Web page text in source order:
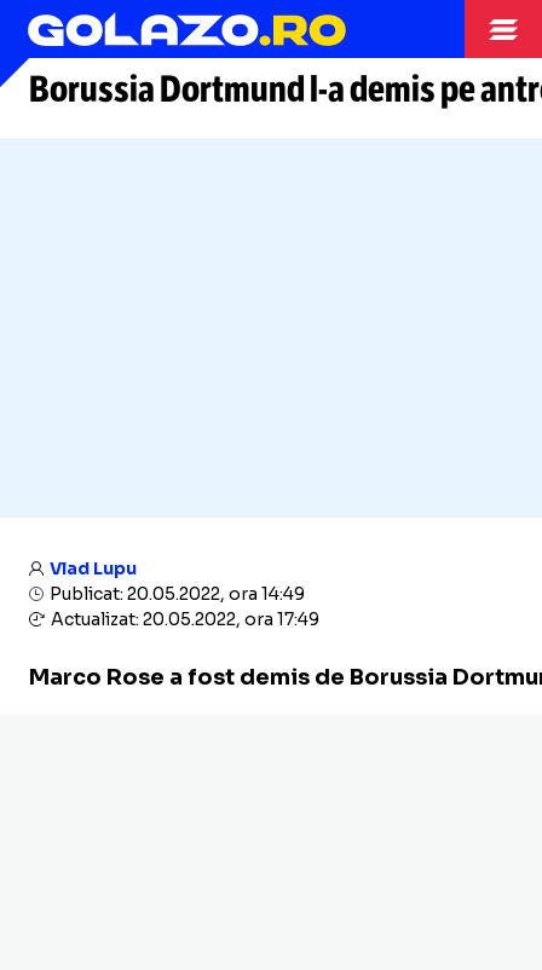
Arhiva fotbal
Borussia Dortmundl-ademis pe
Vlad Lupu
Publicat: 20.05.2022, ora 14:49
Actualizat: 20.05.2022, ora 17:49
Marco Rose a fost demis de Borussia